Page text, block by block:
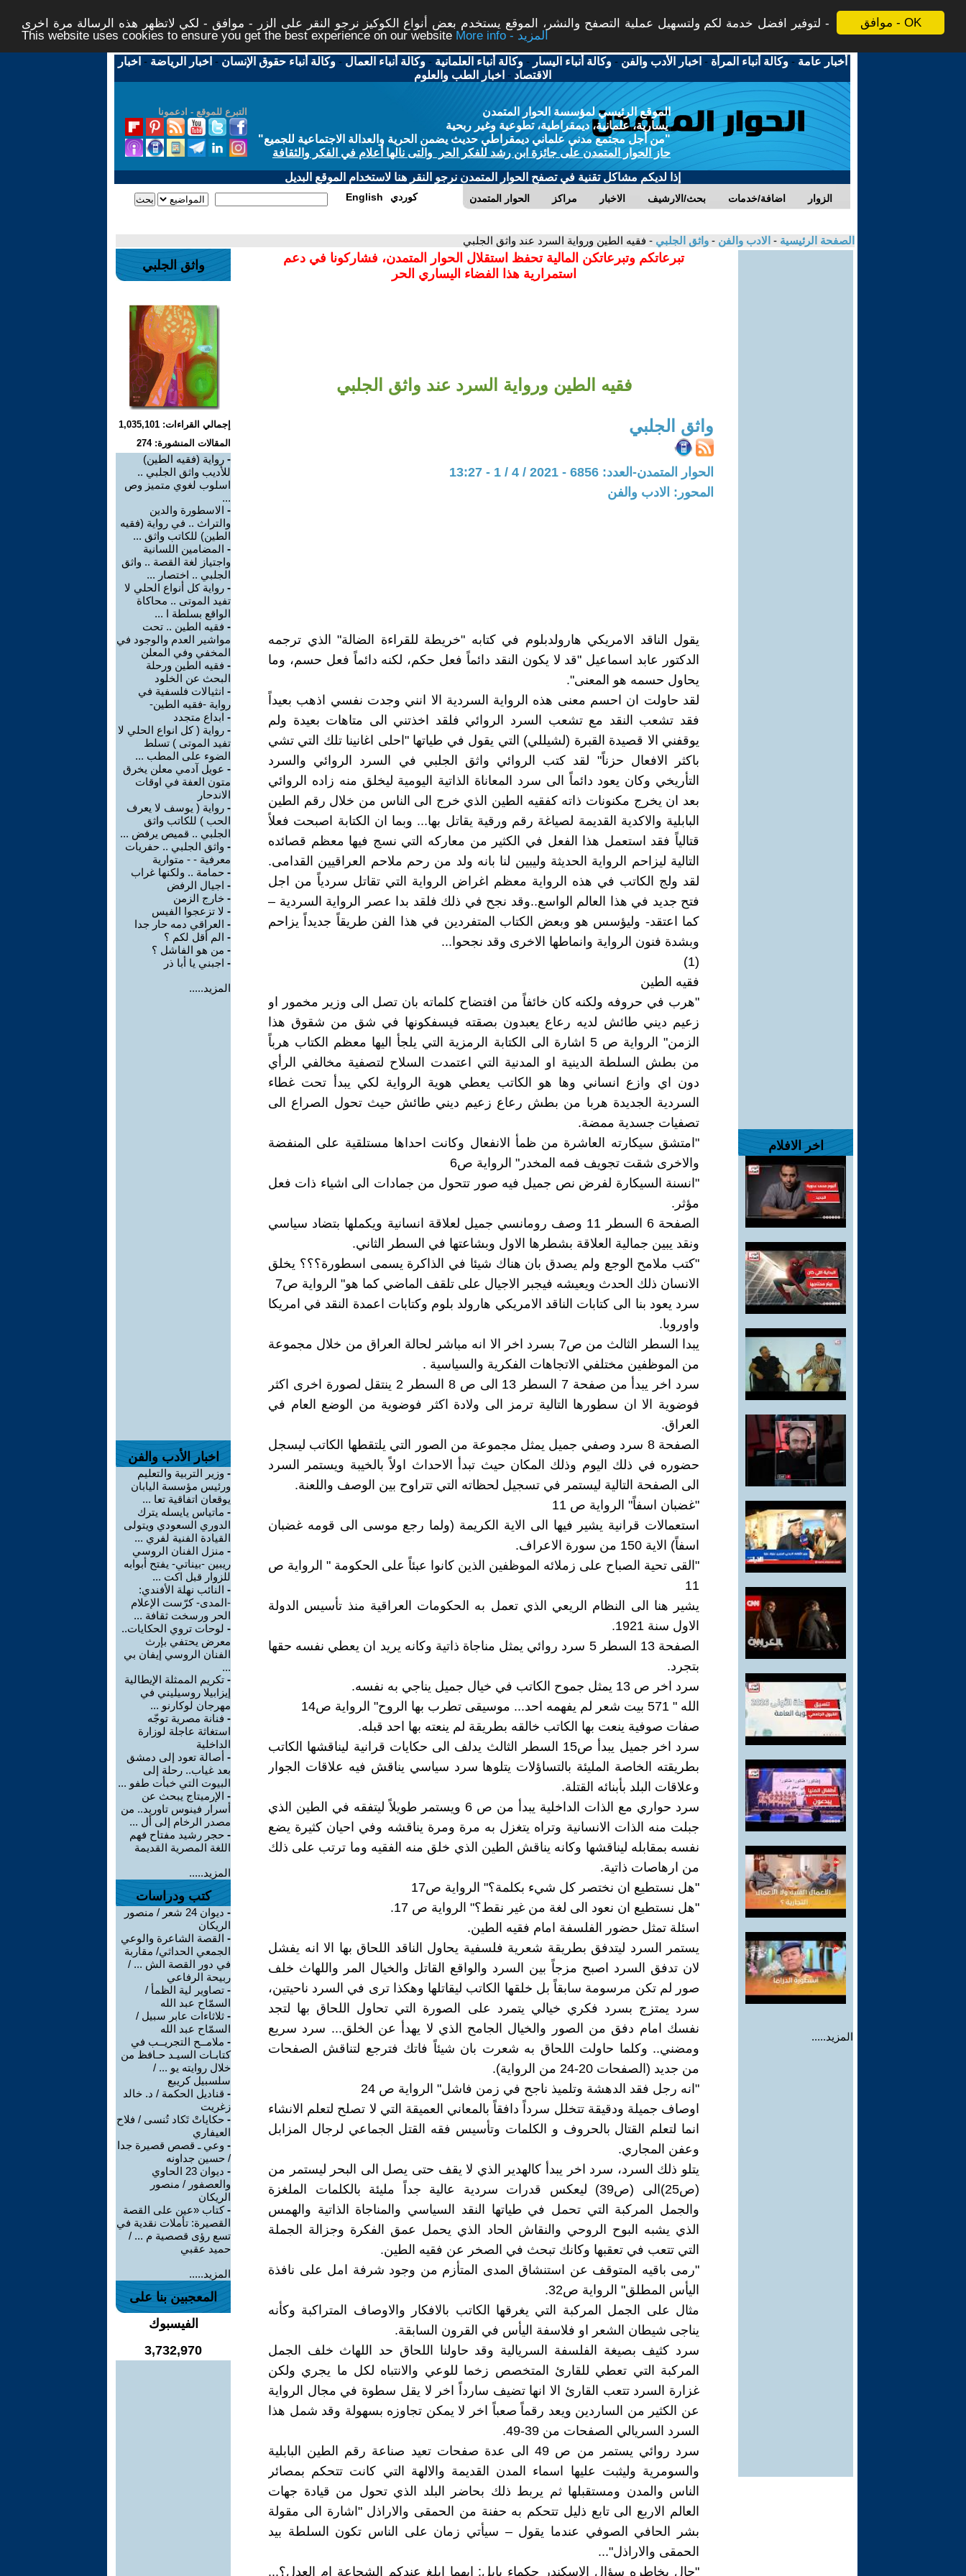
موافق - OK
لتوفير افضل خدمة لكم ولتسهيل عملية التصفح والنشر، الموقع يستخدم بعض أنواع الكوكيز نرجو النقر على الزر - موافق - لكي لاتظهر هذه الرسالة مرة اخرى -
This website uses cookies to ensure you get the best experience on our website
More info - المزيد
أخبار عامة -وكالة أنباء المرأة - اخبار الأدب والفن -وكالة أنباء اليسار -وكالة أنباء العلمانية -وكالة أنباء العمال -وكالة أنباء حقوق الإنسان - اخبار الرياضة - اخبار
الاقتصاد - اخبار الطب والعلوم
التبرع للموقع - ادعمونا
الموقع الرئيسي لمؤسسة الحوار المتمدن
يسارية، علمانية، ديمقراطية، تطوعية وغير ربحية
"من أجل مجتمع مدني علماني ديمقراطي حديث يضمن الحرية والعدالة الاجتماعية للجميع"
حاز الحوار المتمدن على جائزة ابن رشد للفكر الحر والتى نالها أعلام في الفكر والثقافة
إذا لديكم مشاكل تقنية في تصفح الحوار المتمدن نرجو النقر هنا لاستخدام الموقع البديل
الحوار المتمدن مراكز الاخبار بحث/الارشيف اضافة/خدمات الزوار English كوردي
الصفحة الرئيسية - الادب والفن - واثق الجلبي - فقيه الطين ورواية السرد عند واثق الجلبي
اخر الافلام
المزيد.....
تبرعاتكم وتبرعاتكن المالية تحفظ استقلال الحوار المتمدن، فشاركونا في دعم
استمرارية هذا الفضاء اليساري الحر
فقيه الطين ورواية السرد عند واثق الجلبي
واثق الجلبي
الحوار المتمدن-العدد: 6856 - 2021 / 4 / 1 - 13:27
المحور: الادب والفن
يقول الناقد الامريكي هارولدبلوم في كتابه "خريطة للقراءة الضالة" الذي ترجمه
الدكتور عابد اسماعيل "قد لا يكون النقد دائماً فعل حكم، لكنه دائماً فعل حسم، وما
يحاول حسمه هو المعنى".
لقد حاولت ان احسم معنى هذه الرواية السردية الا انني وجدت نفسي اذهب بعيداً
فقد تشعب النقد مع تشعب السرد الروائي فلقد اخذتني الى متاهات بعيدة ولم
يوقفني الا قصيدة القبرة (لشيللي) التي يقول في طياتها "احلى اغانينا تلك التي تشي
باكثر الافعال حزناً" لقد كتب الروائي واثق الجلبي في السرد الروائي والسرد
التأريخي وكان يعود دائماً الى سرد المعاناة الذاتية اليومية ليخلق منه زاده الروائي
بعد ان يخرج مكنونات ذاته كفقيه الطين الذي خرج الى الناس من خلال رقم الطين
البابلية والاكدية القديمة لصياغة رقم ورقية يقاتل بها... وبما ان الكتابة اصبحت فعلاً
قتالياً فقد استعمل هذا الفعل في الكثير من معاركه التي نسج فيها معظم قصائده
التالية ليزاحم الرواية الحديثة وليبين لنا بانه ولد من رحم ملاحم العراقيين القدامى.
لقد ولج الكاتب في هذه الرواية معظم اغراض الرواية التي تقاتل سردياً من اجل
فتح جديد في هذا العالم الواسع..وقد نجح في ذلك فلقد بدا عصر الرواية السردية –
كما اعتقد- وليؤسس هو وبعض الكتاب المتفردين في هذا الفن طريقاً جديداً يزاحم
وبشدة فنون الرواية وانماطها الاخرى وقد نجحوا...
(1)
فقيه الطين
"هرب في حروفه ولكنه كان خائفاً من افتضاح كلماته بان تصل الى وزير مخمور او
زعيم ديني طائش لديه رعاع يعبدون بصقته فيسفكونها في شق من شقوق هذا
الزمن" الرواية ص 5 اشارة الى الكتابة الرمزية التي يلجأ اليها معظم الكتاب هرباً
من بطش السلطة الدينية او المدنية التي اعتمدت السلاح لتصفية مخالفي الرأي
دون اي وازع انساني وها هو الكاتب يعطي هوية الرواية لكي يبدأ تحت غطاء
السردية الجديدة هربا من بطش رعاع زعيم ديني طائش حيث تحول الصراع الى
تصفيات جسدية ممضة.
"امتشق سيكارته العاشرة من ظمأ الانفعال وكانت احداها مستلقية على المنفضة
والاخرى شقت تجويف فمه المخدر" الرواية ص6
"انسنة السيكارة لفرض نص جميل فيه صور تتحول من جمادات الى اشياء ذات فعل
مؤثر.
الصفحة 6 السطر 11 وصف رومانسي جميل لعلاقة انسانية ويكملها بتضاد سياسي
ونقد يبين جمالية العلاقة بشطرها الاول وبشاعتها في السطر الثاني.
"كتب ملامح الوجع ولم يصدق بان هناك شيئا في الذاكرة يسمى اسطورة؟؟؟ يخلق
الانسان ذلك الحدث ويعيشه فيجبر الاجيال على تلقف الماضي كما هو" الرواية ص7
سرد يعود بنا الى كتابات الناقد الامريكي هارولد بلوم وكتابات اعمدة النقد في امريكا
واوروبا.
يبدا السطر الثالث من ص7 بسرد اخر الا انه مباشر لحالة العراق من خلال مجموعة
من الموظفين مختلفي الاتجاهات الفكرية والسياسية .
سرد اخر يبدأ من صفحة 7 السطر 13 الى ص 8 السطر 2 ينتقل لصورة اخرى اكثر
فوضوية الا ان سطورها التالية ترمز الى ولادة اكثر فوضوية من الوضع العام في
العراق.
الصفحة 8 سرد وصفي جميل يمثل مجموعة من الصور التي يلتقطها الكاتب ليسجل
حضوره في ذلك اليوم وذلك المكان حيث تبدأ الاحداث اولاً بالخيبة ويستمر السرد
الى الصفحة التالية ليستمر في تسجيل لحظاته التي تتراوح بين الوصف واللعنة.
"غضبان اسفاً" الرواية ص 11
استعمالات قرانية يشير فيها الى الاية الكريمة (ولما رجع موسى الى قومه غضبان
اسفاً) الاية 150 من سورة الاعراف.
"القى تحية الصباح على زملائه الموظفين الذين كانوا عبئاً على الحكومة " الرواية ص
11
يشير هنا الى النظام الريعي الذي تعمل به الحكومات العراقية منذ تأسيس الدولة
الاول سنة 1921.
الصفحة 13 السطر 5 سرد روائي يمثل مناجاة ذاتية وكانه يريد ان يعطي نفسه حقها
بتجرد.
سرد اخر ص 13 يمثل جموح الكاتب في خيال جميل يناجي به نفسه.
الله " 571 بيت شعر لم يفهمه احد... موسيقى تطرب بها الروح" الرواية ص14
صفات صوفية ينعت بها الكاتب خالقه بطريقة لم ينعته بها احد قبله.
سرد اخر جميل يبدأ ص15 السطر الثالث يدلف الى حكايات قرانية ليناقشها الكاتب
بطريقته الخاصة المليئة بالتساؤلات يتلوها سرد سياسي يناقش فيه علاقات الجوار
وعلاقات البلد بأبنائه القتلة.
سرد حواري مع الذات الداخلية يبدأ من ص 6 ويستمر طويلاً ليتفقه في الطين الذي
جبلت منه الذات الانسانية وتراه يتغزل به مرة ومرة يناقشه وفي احيان كثيرة يضع
نفسه بمقابله ليناقشها وكانه يناقش الطين الذي خلق منه الفقيه وما ترتب على ذلك
من ارهاصات ذاتية.
"هل نستطيع ان نختصر كل شيء بكلمة؟" الرواية ص17
"هل نستطيع ان نعود الى لغة من غير نقط؟" الرواية ص 17.
اسئلة تمثل حضور الفلسفة امام فقيه الطين.
يستمر السرد ليتدفق بطريقة شعرية فلسفية يحاول الناقد اللحاق بها الا انه يفشل
لان تدفق السرد اصبح مزجاً بين السرد والواقع القاتل والخيال المر واللهاث خلف
صور لم تكن مرسومة سابقاً بل خلقها الكاتب ليقاتلها وهكذا ترى في السرد ناحيتين،
سرد يمتزج بسرد فكري خيالي يتمرد على الصورة التي تحاول اللحاق بها لتجد
نفسك امام دفق من الصور والخيال الجامح الذي لا يهدأ عن الخلق... سرد سريع
ومضني.. وكلما حاولت اللحاق به شعرت بان شيئاً فاتك فترجع لتناقش الصفحات
من جديد (الصفحات 20-24 من الرواية).
"انه رجل فقد الدهشة وتلميذ ناجح في زمن فاشل" الرواية ص 24
اوصاف جميلة ودقيقة تتخلل سرداً دافقاً بالمعاني العميقة التي لا تصلح لتعلم الانشاء
انما لتعلم القتال بالحروف و الكلمات وتأسيس فقه القتل الجماعي لرجال المزابل
وعفن المجاري.
يتلو ذلك السرد، سرد اخر يبدأ كالهدير الذي لا يقف حتى يصل الى البحر ليستمر من
(ص25)الى (ص39) ليعكس قدرات سردية عالية جداً مليئة بالكلمات الملغزة
والجمل المركبة التي تحمل في طياتها النقد السياسي والمناجاة الذاتية والهمس
الذي يشبه البوح الروحي والنقاش الحاد الذي يحمل عمق الفكرة وجزالة الجملة
التي تتعب في تعقبها وكانك تبحث في الصخر عن فقيه الطين.
"رمى باقيه المتوقف عن استنشاق المدى المتأزم من وجود شرفة امل على نافذة
اليأس المطلق" الرواية ص32.
مثال على الجمل المركبة التي يغرقها الكاتب بالافكار والاوصاف المتراكبة وكأنه
يناجى شيطان الشعر او فلاسفة اليأس في القرون السابقة.
سرد كثيف بصيغة الفلسفة السريالية وقد حاولنا اللحاق حد اللهاث خلف الجمل
المركبة التي تعطي للقارئ المتخصص زخما للوعي والانتباه لكل ما يجري ولكن
غزارة السرد تتعب القارئ الا انها تضيف سارداً اخر لا يقل سطوة في مجال الرواية
عن الكثير من الساردين ويعد رقماً صعباً اخر لا يمكن تجاوزه بسهولة وقد شمل هذا
السرد السريالي الصفحات من 39-49.
سرد روائي يستمر من ص 49 الى عدة صفحات تعيد صناعة رقم الطين البابلية
والسومرية وليثبت عليها اسماء المدن القديمة والالهة التي كانت تتحكم بمصائر
الناس والمدن ومستقبلها ثم يربط ذلك بحاضر البلد الذي تحول من قيادة جهات
العالم الاربع الى تابع ذليل تتحكم به حفنة من الحمقى والاراذل "اشارة الى مقولة
بشر الحافي الصوفي عندما يقول – سيأتي زمان على الناس تكون السلطة بيد
الحمقى والاراذل"...
"جال بخاطره سؤال الاسكندر حكماء بابل: ايهما ابلغ عندكم الشجاعة ام العدل؟...
واثق الجلبي
إجمالي القراءات: 1,035,101
المقالات المنشورة: 274
- رواية (فقيه الطين)
للأديب واثق الجلبي ..
اسلوب لغوي متميز وص
...
- الاسطورة والدين
والتراث .. في رواية (فقيه
الطين) للكاتب واثق ...
- المضامين اللسانية
واجتياز لغة القصة .. واثق
الجلبي .. اختصار ...
- رواية كل أنواع الحلي لا
تفيد الموتى .. محاكاة
الواقع بسلطة ا ...
- فقيه الطين .. تحت
مواشير العدم والوجود في
المخفي وفي المعلن
- فقيه الطين ورحلة
البحث عن الخلود
- انثيالات فلسفية في
رواية -فقيه الطين-
- ابداع متجدد
- رواية ( كل انواع الحلي لا
تفيد الموتى ) تسلط
الضوء على المطب ...
- عويل آدمي معلن يخرق
متون العفة في اوقات
الاندحار
- رواية ( يوسف لا يعرف
الحب ) للكاتب واثق
الجلبي .. قميص يرفض ...
- واثق الجلبي .. حفريات
معرفية - - متوارية
- حمامة .. ولكنها غراب
- اجيال الرفض
- خارج الزمن
- لا تزعجوا الفيس
- العراقي دمه حار جدا
- الم أقل لكم ؟
- من هو الفاشل ؟
- اجبني يا أبا ذر
المزيد.....
اخبار الأدب والفن
- وزير التربية والتعليم
ورئيس مؤسسة اليابان
يوقعان اتفاقية تعا ...
- ماتياس يايسله يترك
الدوري السعودي ويتولى
القيادة الفنية لفري ...
- منزل الفنان الروسي
ريبين -بيناتي- يفتح أبوابه
للزوار قبل اكت ...
- النائب نهلة الأفندي:
-المدى- كرّست الإعلام
الحر ورسخت ثقافة ...
- لوحات تروي الحكايات..
معرض يحتفي بإرث
الفنان الروسي إيفان بي
...
- تكريم الممثلة الإيطالية
إيزابيلا روسيليني في
مهرجان لوكارنو ...
- فنانة مصرية توجّه
استغاثة عاجلة لوزارة
الداخلية
- أصالة تعود إلى دمشق
بعد غياب.. رحلة إلى
البيوت التي خبأت طفو ...
- الإرميتاج يبحث عن
أسرار فينوس تاوريد.. من
مصدر الرخام إلى أل ...
- حجر رشيد مفتاح فهم
اللغة المصرية القديمة
المزيد.....
كتب ودراسات
-
ديوان 24 شعر / منصور
الريكان
- القصة الشاعرة والوعي
الجمعي الحداثي/ مقاربة
في دور القصة الش ... /
ربيحة الرفاعي
- تصاوير لية الظمأ /
السمّاح عبد الله
- ثلاثاءات عابر سبيل /
السمّاح عبد الله
- ملامــح التجريــب في
كتابـات السيـد حـافظ من
خلال روايته يو ... /
سلسبيل كريبع
- قناديل الحكمة / د. خالد
زغريت
- حكاياتْ تَكاد تُنسى / فلاح
العيفاري
- وعي ـ قصص قصيرة جدا
/ حسين جداونه
-
ديوان 23 الحاوي
والعصفور / منصور
الريكان
-كتاب «عين على القصة
القصيرة: تأملات نقدية في
تسع رؤى قصصية م ... /
حميد عقبي
المزيد.....
المعجبين بنا على
الفيسبوك
3,732,970